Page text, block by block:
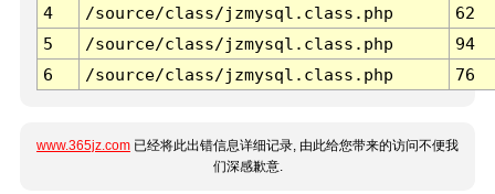
4
/source/class/jzmysql.class.php
62
5
/source/class/jzmysql.class.php
94
6
/source/class/jzmysql.class.php 76
www.365jz.com 已经将此出错信息详细记录, 由此给您带来的访问不便我
们深感歉意.